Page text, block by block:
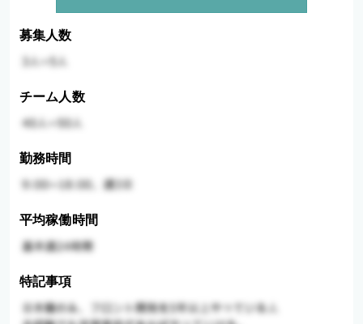
募集人数
チーム人数
勤務時間
平均稼働時間
特記事項